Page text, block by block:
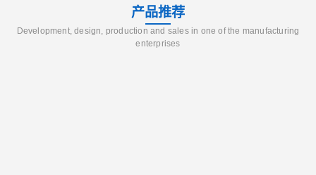
产品推荐
Development, design, production and sales in one of the manufacturing
enterprises